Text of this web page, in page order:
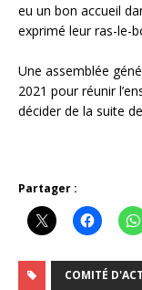
eu un bon accueil
exprimé leur ras-le-
Une assemblée
2021 pour réunir
décider de la suite
Partager :
COMITÉ